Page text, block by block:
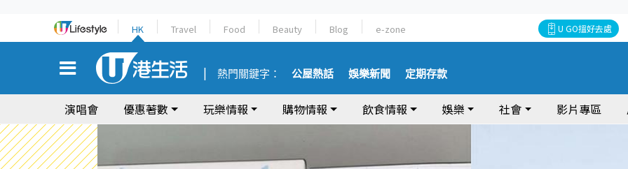
HK Travel Food Beauty Blog e-zone U GO搵好去處
熱門關鍵字： 公屋熱話 娛樂新聞 定期存款
演唱會 優惠著數 玩樂情報 購物情報 飲食情報 娛樂 社會 影片專區